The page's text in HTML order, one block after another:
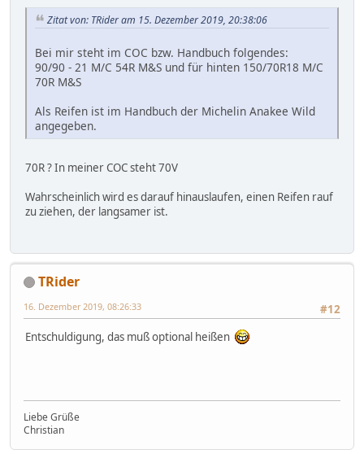
Zitat von: TRider am 15. Dezember 2019, 20:38:06
Bei mir steht im COC bzw. Handbuch folgendes:
90/90 - 21 M/C 54R M&S und für hinten 150/70R18 M/C
70R M&S
Als Reifen ist im Handbuch der Michelin Anakee Wild
angegeben.
70R ? In meiner COC steht 70V
Wahrscheinlich wird es darauf hinauslaufen, einen Reifen rauf
zu ziehen, der langsamer ist.
TRider
#12
16. Dezember 2019, 08:26:33
Entschuldigung, das muß optional heißen
Liebe Grüße
Christian